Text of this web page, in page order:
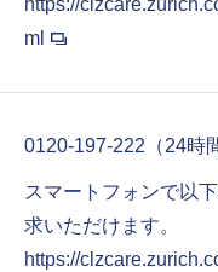
ml
0120-197-222（24時
スマートフォンで以
求いただけます。
https://